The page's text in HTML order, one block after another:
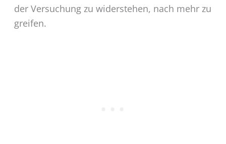
der Versuchung zu widerstehen, nach mehr zu
greifen.